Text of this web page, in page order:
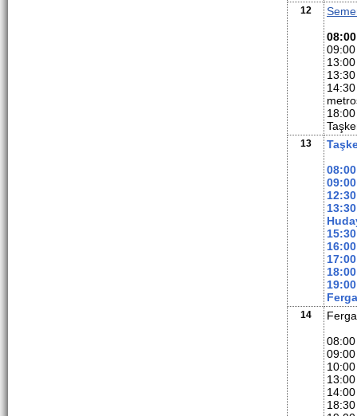
12
08:00
09:00
13:00
13:30
14:30
18:00
13
08:00
09:00
12:30
13:30
16:00
17:00
18:00
19:00
14
08:00
09:00
14:00
18:30